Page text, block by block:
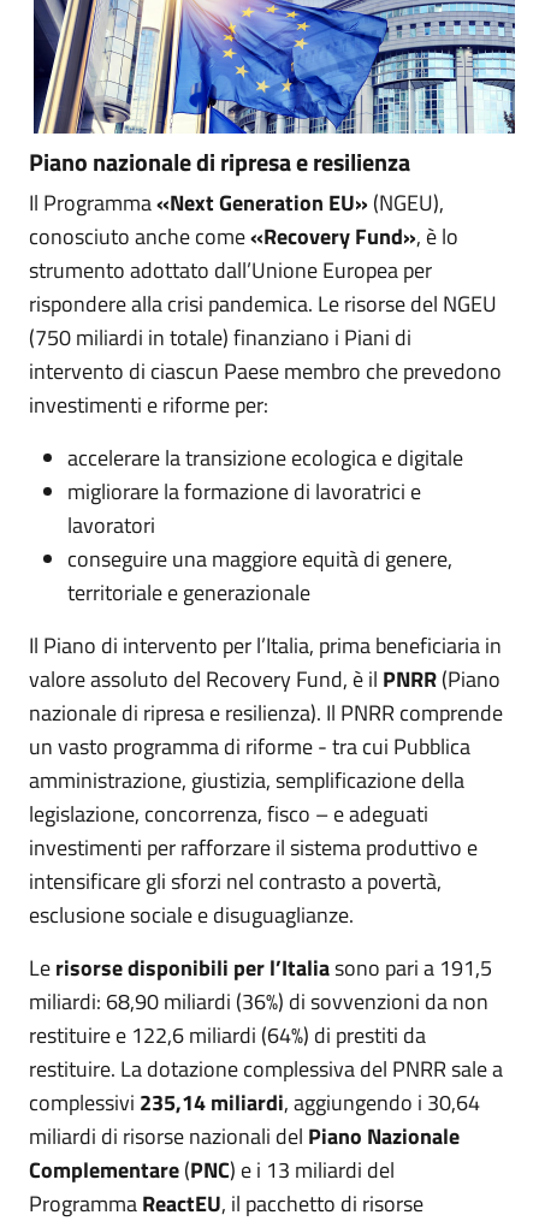
Piano nazionale di ripresa e resilienza
Il Programma«Next Generation EU» (NGEU),
conosciuto anche come«Recovery Fund», è lo
strumento adottato dall’Unione Europea per
rispondere alla crisi pandemica. Le risorse del NGEU
(750 miliardi in totale) finanziano i Piani di
intervento di ciascun Paese membro che prevedono
investimenti e riforme per:
accelerare la transizione ecologica e digitale
migliorare la formazione di lavoratrici e
lavoratori
conseguire una maggiore equità di genere,
territoriale e generazionale
Il Piano di intervento per l’Italia, prima beneficiaria in
valore assoluto del Recovery Fund, è il PNRR(Piano
nazionale di ripresa e resilienza). Il PNRR comprende
un vasto programma di riforme - tra cui Pubblica
amministrazione, giustizia, semplificazione della
legislazione, concorrenza, fisco – e adeguati
investimenti per rafforzare il sistema produttivo e
intensificare gli sforzi nel contrasto a povertà,
esclusione sociale e disuguaglianze.
Lerisorse disponibili per l’Italiasono pari a 191,5
miliardi: 68,90 miliardi (36%) di sovvenzioni da non
restituire e 122,6 miliardi (64%) di prestiti da
restituire. La dotazione complessiva del PNRR sale a
complessivi 235,14 miliardi, aggiungendo i 30,64
miliardi di risorse nazionali del Piano Nazionale
Complementare(PNC) e i 13 miliardi del
ProgrammaReactEU, il pacchetto di risorse